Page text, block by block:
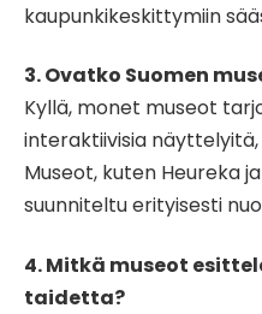
kaupunkikeskittymiin
3. Ovatko Suomen
Kyllä, monet museot
interaktiivisia
Museot, kuten Heureka
suunniteltu erityisesti
4. Mitkä museot
taidetta?